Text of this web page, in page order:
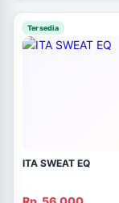
Tersedia
ITA SWEAT EQ